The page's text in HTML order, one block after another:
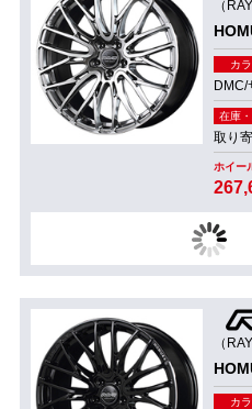
（
カ
DMC/
在庫
取り
ホイー
（
カ